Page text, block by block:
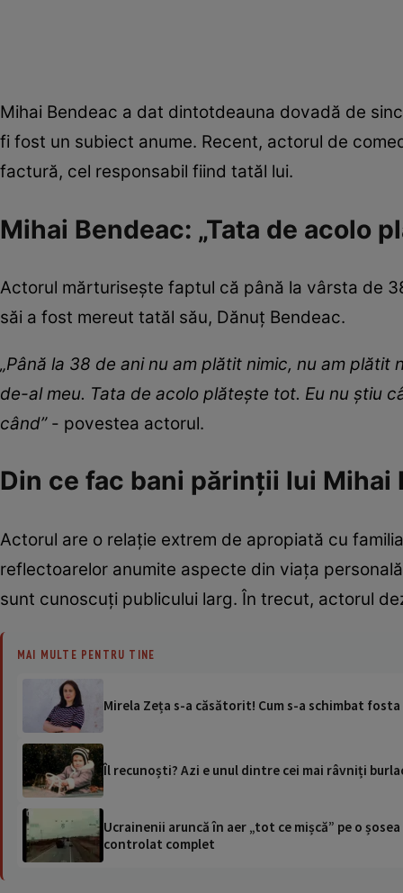
Mihai Bendeac a dat dintotdeauna dovadă de
fi fost un subiect anume. Recent, actorul de
factură, cel responsabil fiind tatăl lui.
Mihai Bendeac: „Tata de acolo
Actorul mărturisește faptul că până la vârsta de
săi a fost mereut tatăl său, Dănuț Bendeac.
„Până la 38 de ani nu am plătit nimic, nu am
de-al meu. Tata de acolo plătește tot. Eu nu știu
când”- povestea actorul.
Din ce fac bani părinții lui Mihai
Actorul are o relație extrem de apropiată cu
reflectoarelor anumite aspecte din viața
sunt cunoscuți publicului larg. În trecut, actorul
MAI MULTE PENTRU TINE
Mirela Zeța s-a căsătorit! Cum s-a schimbat
Îl recunoști? Azi e unul dintre cei mai râvniți
Ucrainenii aruncă în aer „tot ce mișcă” pe o
controlat complet